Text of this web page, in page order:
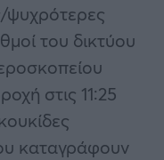
ψυχρότερες
του δικτύου
στις 11:25
καταγράφουν